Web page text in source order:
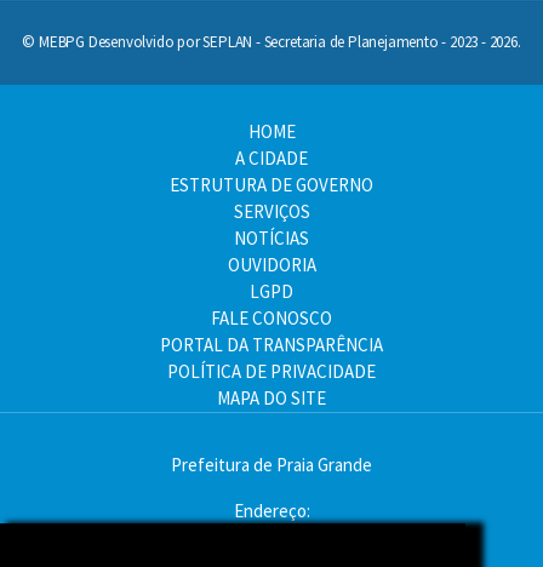
© MEBPG Desenvolvido por SEPLAN - Secretaria de Planejamento - 2023 - 2026.
HOME
A CIDADE
ESTRUTURA DE GOVERNO
SERVIÇOS
NOTÍCIAS
OUVIDORIA
LGPD
FALE CONOSCO
PORTAL DA TRANSPARÊNCIA
POLÍTICA DE PRIVACIDADE
MAPA DO SITE
Prefeitura de Praia Grande
Endereço: